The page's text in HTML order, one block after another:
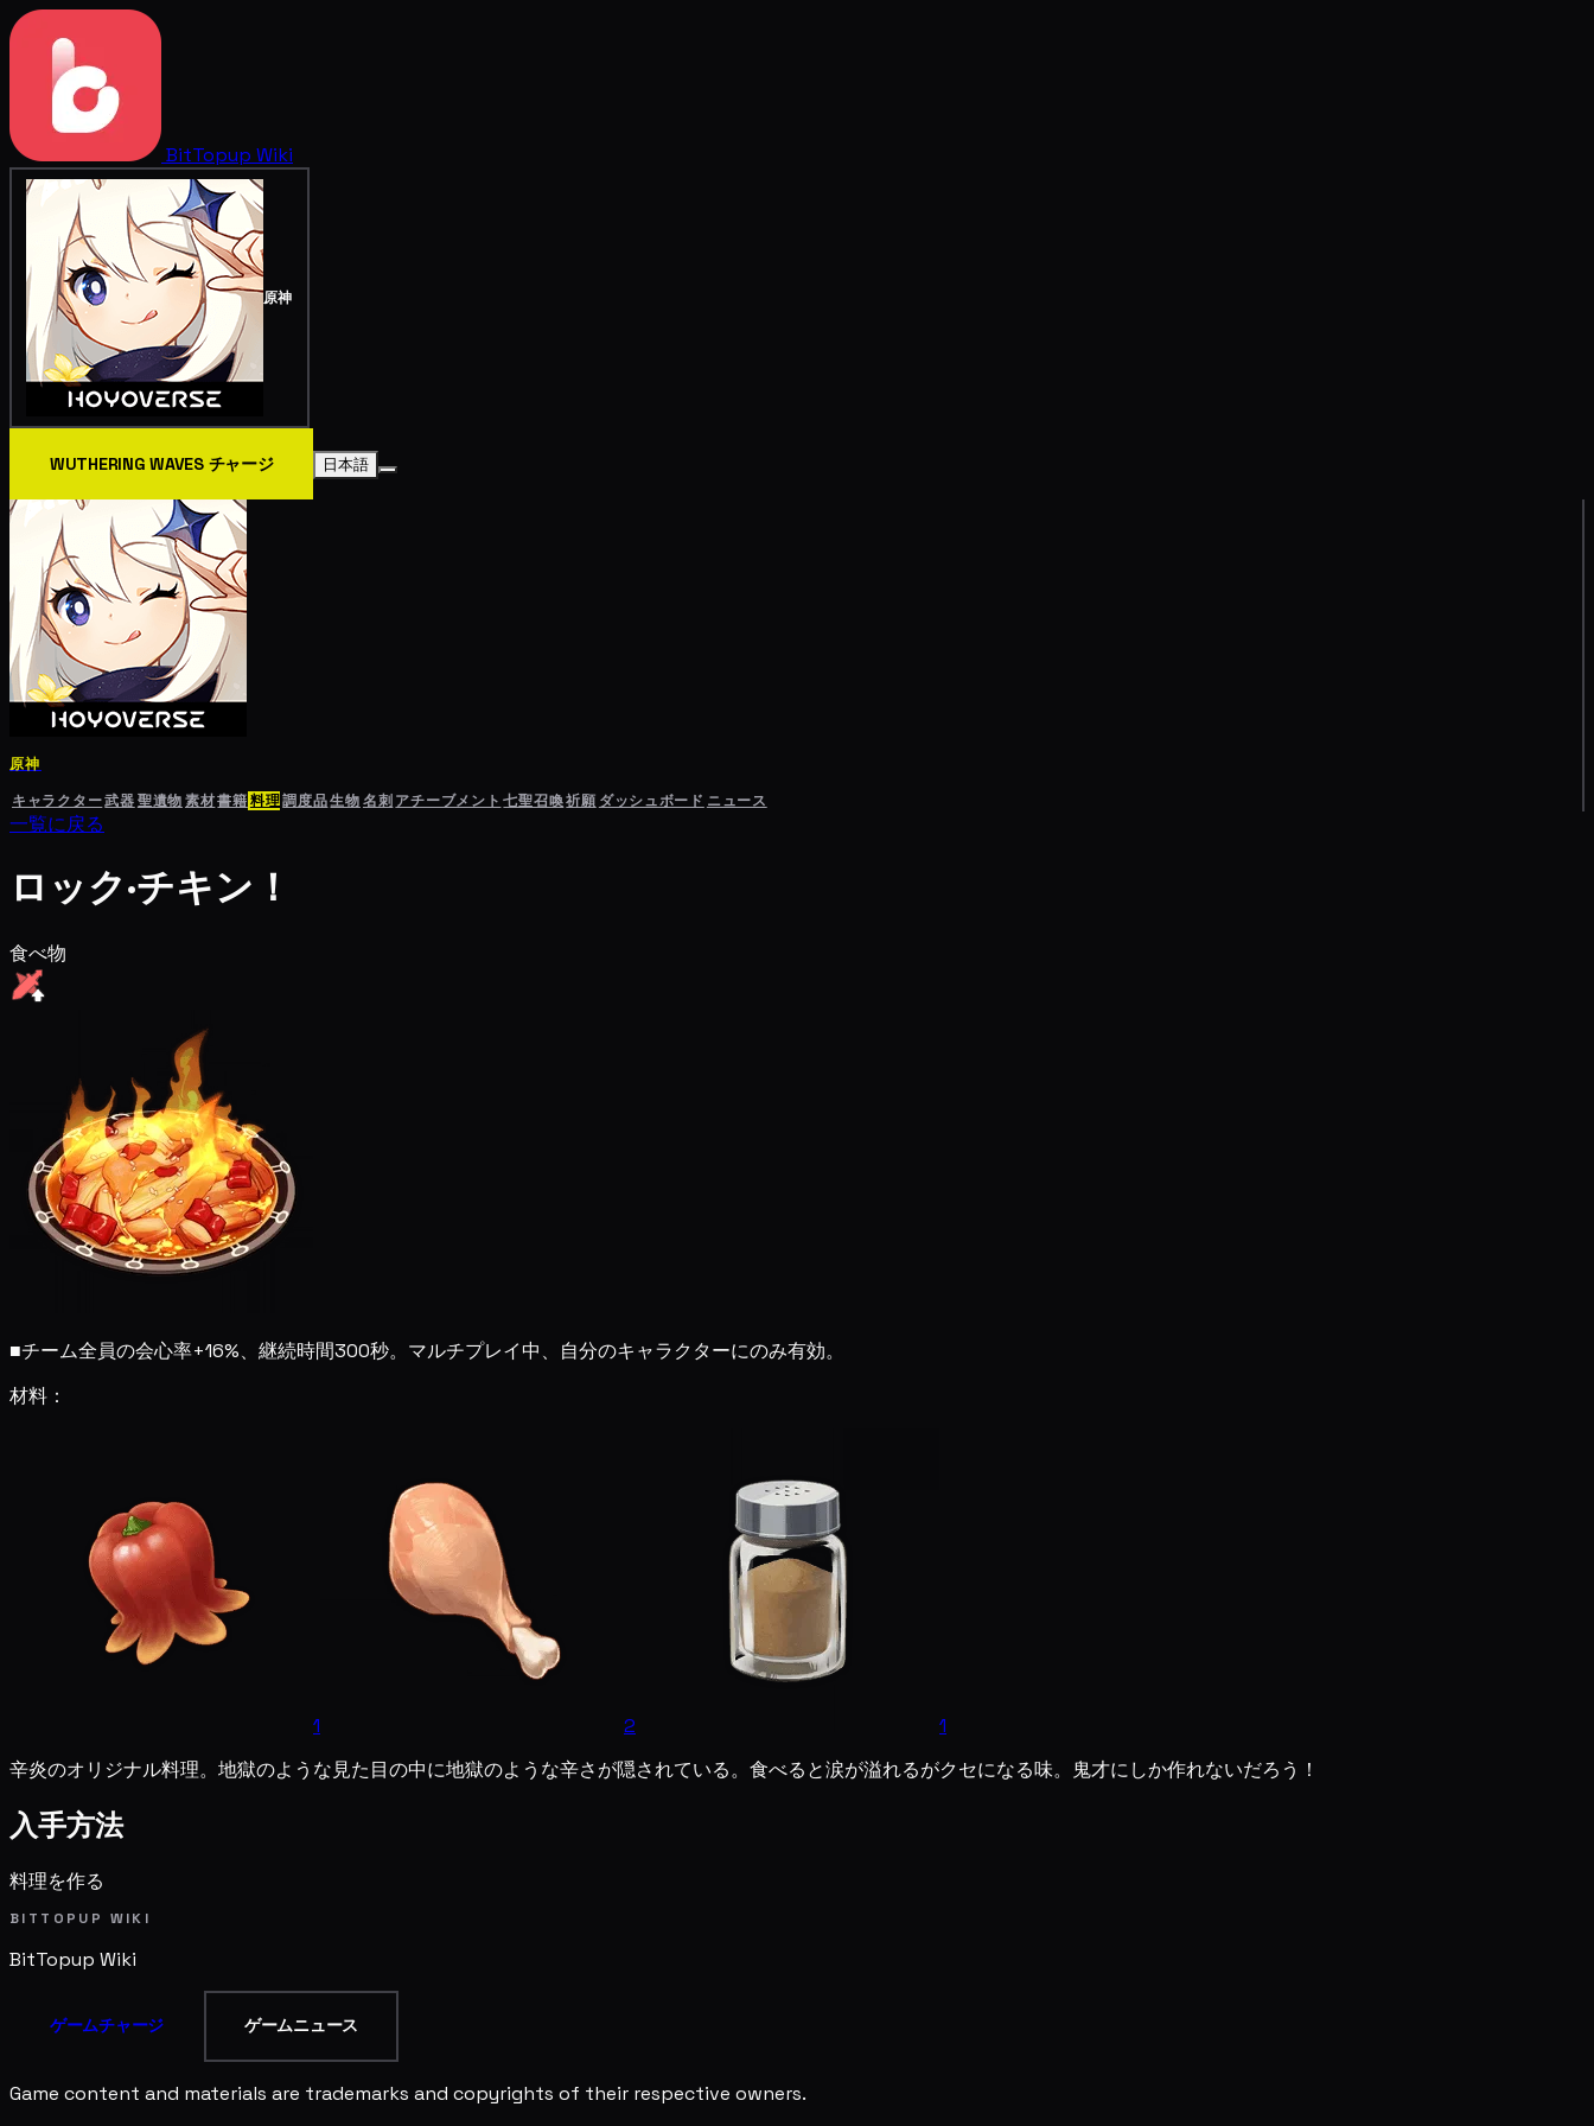
BitTopup Wiki
原神
WUTHERING WAVES チャージ 日本語
原神
キャラクター武器聖遺物素材書籍料理調度品生物名刺 アチーブメント 七聖召喚祈願 ダッシュボード ニュース
一覧に戻る
ロック·チキン！
食べ物
■チーム全員の会心率+16%、継続時間300秒。マルチプレイ中、自分のキャラクターにのみ有効。
材料：
1 2
1
辛炎のオリジナル料理。地獄のような見た目の中に地獄のような辛さが隠されている。食べると涙が溢れるがクセになる味。鬼才にしか作れないだろう！
入手方法
料理を作る
BITTOPUP WIKI
BitTopup Wiki
ゲームチャージ ゲームニュース
Game content and materials are trademarks and copyrights of their respective owners.